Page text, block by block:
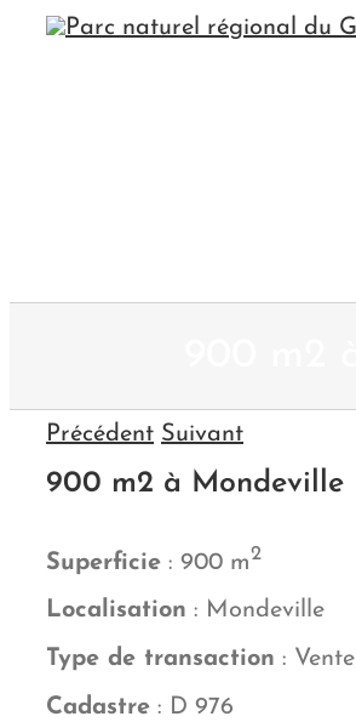
Passer
Précédent Suivant
900 m2 à Mondeville
Superficie : 900 m2
Localisation : Mondeville
Type de transaction : Vente
Cadastre : D 976